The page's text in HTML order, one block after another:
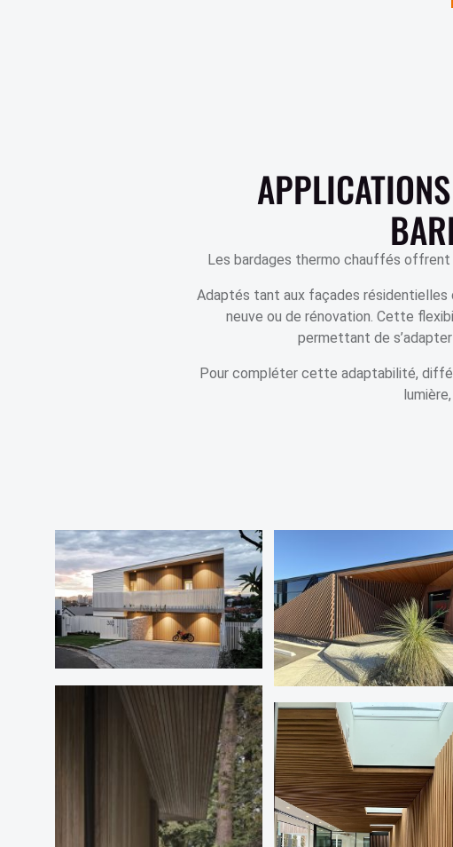
Les bardages thermo chauffés offrent
Adaptés tant aux façades résidentielles
neuve ou de rénovation. Cette
permettant de
Pour compléter cette adaptabilité,